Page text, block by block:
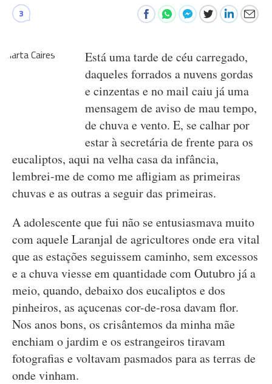
3
Está uma tarde de céu carregado,
daqueles forrados a nuvens gordas
e cinzentas e no mail caiu já uma
mensagem de aviso de mau tempo,
de chuva e vento. E, se calhar por
estar à secretária de frente para os
eucaliptos, aqui na velha casa da infância,
lembrei-me de como me afligiam as primeiras
chuvas e as outras a seguir das primeiras.
A adolescente que fui não se entusiasmava muito
com aquele Laranjal de agricultores onde era vital
que as estações seguissem caminho, sem excessos
e a chuva viesse em quantidade com Outubro já a
meio, quando, debaixo dos eucaliptos e dos
pinheiros, as açucenas cor-de-rosa davam flor.
Nos anos bons, os crisântemos da minha mãe
enchiam o jardim e os estrangeiros tiravam
fotografias e voltavam pasmados para as terras de
onde vinham.